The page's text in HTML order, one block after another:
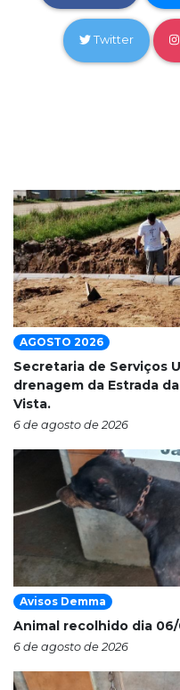
Twitter
AGOSTO 2026
Secretaria de Serviços
drenagem da Estrada
Vista.
6 de agosto de 2026
Avisos Demma
Animal recolhido dia
6 de agosto de 2026